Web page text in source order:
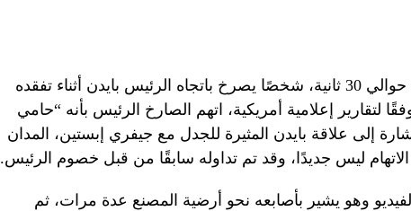
أظهر الفيديو، الذي تبلغ مدته حوالي 30 ثانية، شخصًا يصرخ باتجاه الرئيس بايدن أثناء تفقده
لتقارير إعلامية أمريكية، اتهم الصارخ الرئيس بأنه “حامي
إلى علاقة بايدن المثيرة للجدل مع جيفري إبستين، المدان
الاتهام ليس جديدًا، وقد تم تداوله سابقًا من قبل خصوم الرئيس.
وهو يشير بأصابعه نحو أرضية المصنع عدة مرات، ثم